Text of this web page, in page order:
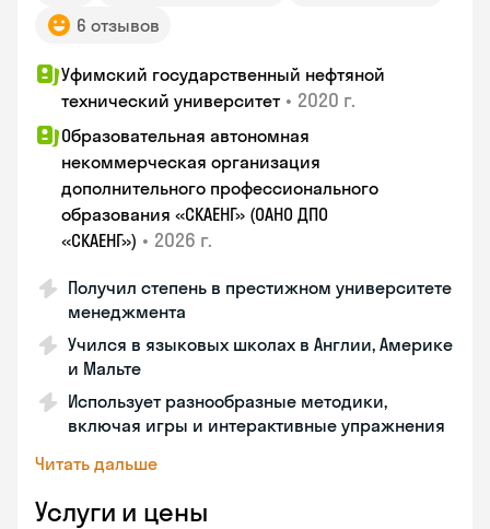
6 отзывов
Уфимский государственный нефтяной
технический университет • 2020 г.
Образовательная автономная
некоммерческая организация
дополнительного профессионального
образования «СКАЕНГ» (ОАНО ДПО
«СКАЕНГ») • 2026 г.
Получил степень в престижном университете
менеджмента
Учился в языковых школах в Англии, Америке
и Мальте
Использует разнообразные методики,
включая игры и интерактивные упражнения
Читать дальше
Услуги и цены